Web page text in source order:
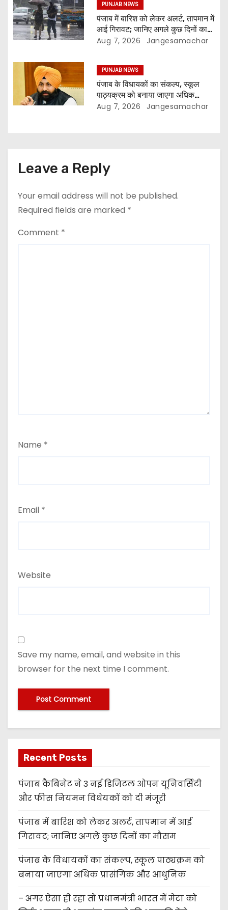
PUNJAB NEWS
पंजाब में बारिश को लेकर अलर्ट, तापमान में
आई गिरावट; जानिए अगले कुछ दिनों का
मौसम
Aug 7, 2026 Jangesamachar
PUNJAB NEWS
पंजाब के विधायकों का संकल्प, स्कूल
पाठ्यक्रम को बनाया जाएगा अधिक
प्रासंगिक और आधुनिक
Aug 7, 2026 Jangesamachar
Leave a Reply
Your email address will not be published.
Required fields are marked *
Comment *
Name *
Email *
Website
Save my name, email, and website in this
browser for the next time I comment.
Recent Posts
पंजाब कैबिनेट ने 3 नई डिजिटल ओपन यूनिवर्सिटी
और फीस नियमन विधेयकों को दी मंजूरी
पंजाब में बारिश को लेकर अलर्ट, तापमान में आई
गिरावट; जानिए अगले कुछ दिनों का मौसम
पंजाब के विधायकों का संकल्प, स्कूल पाठ्यक्रम को
बनाया जाएगा अधिक प्रासंगिक और आधुनिक
– अगर ऐसा ही रहा तो प्रधानमंत्री भारत में मेटा को